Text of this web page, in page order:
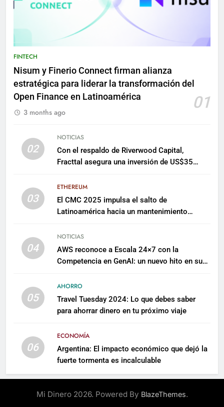
FINTECH
Nisum y Finerio Connect firman alianza
estratégica para liderar la transformación del
Open Finance en Latinoamérica
01
3 months ago
02
NOTICIAS
Con el respaldo de Riverwood Capital,
Fracttal asegura una inversión de US$35
03
ETHEREUM
El CMC 2025 impulsa el salto de
Latinoamérica hacia un mantenimiento
04
NOTICIAS
AWS reconoce a Escala 24×7 con la
Competencia en GenAI: un nuevo hito en su
05
AHORRO
Travel Tuesday 2024: Lo que debes saber
para ahorrar dinero en tu próximo viaje
06
ECONOMÍA
Argentina: El impacto económico que dejó la
fuerte tormenta es incalculable
Mi Dinero 2026. Powered By BlazeThemes.